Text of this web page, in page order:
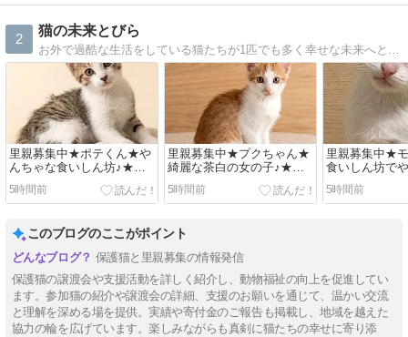
2
猫の未来とびら
お外で過酷な生活をしている猫たちが1匹でも多く幸せな未来へと願い、里親と保護猫のご縁を繋ぐ場として都内東銀座で譲渡会場を提供する個人ボランティアです。
里親募集中★ポテくん★や
んちゃな食いしん坊♪★２
ヵ月
5時間前
里親募集中★プクちゃん★
綺麗な茶白の女の子♪★２
ヵ月
5時間前
里親募集中★
食いしん坊で
の子♪★２ヵ月
5時間前
このブログのここがポイント
保護猫と里親募集の情報発信
保護猫の譲渡会や支援活動を詳しく紹介し、動物福祉の向上を促進してい
ます。参加猫の紹介や譲渡会の詳細、支援のお願いを通じて、温かい交流
と理解を深める場を提供。実績や寄付金のご報告も掲載し、地域を越えた
協力の輪を広げています。楽しみながらも真剣に猫たちの幸せに寄り添